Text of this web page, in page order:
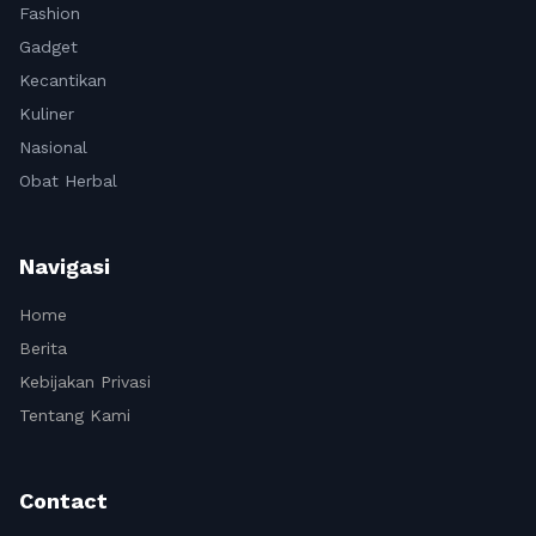
Fashion
Gadget
Kecantikan
Kuliner
Nasional
Obat Herbal
Navigasi
Home
Berita
Kebijakan Privasi
Tentang Kami
Contact